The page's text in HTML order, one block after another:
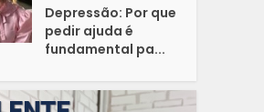
Depressão: Por que
pedir ajuda é
fundamental pa...